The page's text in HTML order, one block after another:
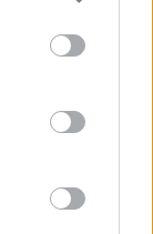
may click to
tags to
below Google
του
η αγορά